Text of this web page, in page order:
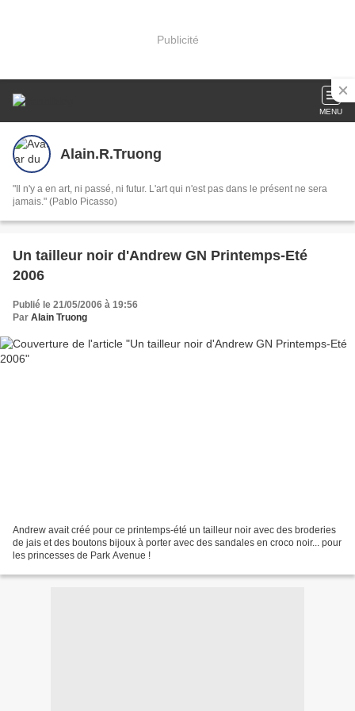
Publicité
MENU
Alain.R.Truong
"Il n'y a en art, ni passé, ni futur. L'art qui n'est pas dans le présent ne sera
jamais." (Pablo Picasso)
Un tailleur noir d'Andrew GN Printemps-Eté
2006
Publié le 21/05/2006 à 19:56
Par Alain Truong
Andrew avait créé pour ce printemps-été un tailleur noir avec des broderies
de jais et des boutons bijoux à porter avec des sandales en croco noir... pour
les princesses de Park Avenue !